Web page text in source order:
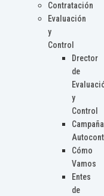
Contratación
Evaluación
y
Control
Drector
de
y
Control
Campaña
Cómo
Vamos
Entes
de